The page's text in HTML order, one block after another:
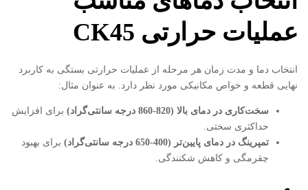
عملیات حرارتی
انتخاب دما و مدت زمان هر مرحله از عملیات حرارتی بستگی به کاربرد
نهایی قطعه و خواص مکانیکی مورد نظر دارد. به عنوان مثال:
سخت‌کاری در دمای بالا (820-860 درجه سانتی‌گراد)
برای افزایش
حداکثری سختی.
تمپرینگ در دمای پایین‌تر (400-650 درجه سانتی‌گراد)
برای بهبود
چقرمگی و کاهش شکنندگی.